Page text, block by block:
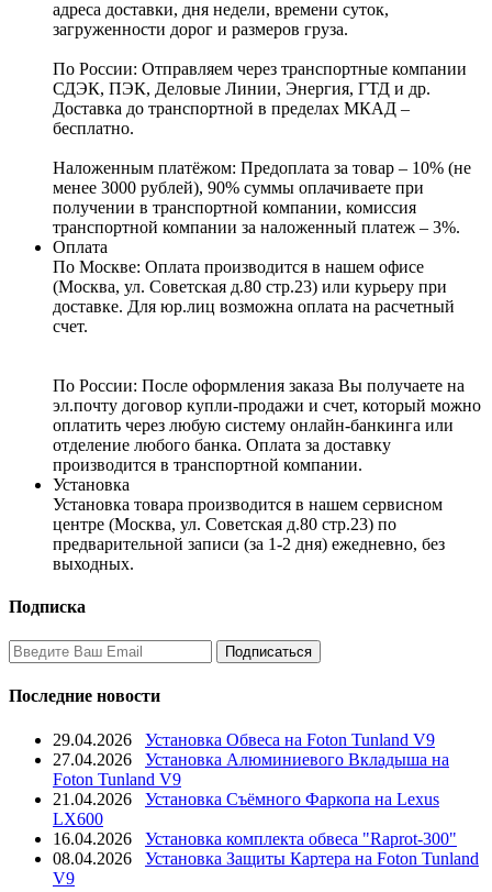
адреса доставки, дня недели, времени суток,
загруженности дорог и размеров груза.
По России: Отправляем через транспортные компании
СДЭК, ПЭК, Деловые Линии, Энергия, ГТД и др.
Доставка до транспортной в пределах МКАД –
бесплатно.
Наложенным платёжом: Предоплата за товар – 10% (не
менее 3000 рублей), 90% суммы оплачиваете при
получении в транспортной компании, комиссия
транспортной компании за наложенный платеж – 3%.
Оплата
По Москве: Оплата производится в нашем офисе
(Москва, ул. Советская д.80 стр.23) или курьеру при
доставке. Для юр.лиц возможна оплата на расчетный
счет.
По России: После оформления заказа Вы получаете на
эл.почту договор купли-продажи и счет, который можно
оплатить через любую систему онлайн-банкинга или
отделение любого банка. Оплата за доставку
производится в транспортной компании.
Установка
Установка товара производится в нашем сервисном
центре (Москва, ул. Советская д.80 стр.23) по
предварительной записи (за 1-2 дня) ежедневно, без
выходных.
Подписка
Последние новости
29.04.2026
Установка Обвеса на Foton Tunland V9
27.04.2026
Установка Алюминиевого Вкладыша на
Foton Tunland V9
21.04.2026
Установка Съёмного Фаркопа на Lexus
LX600
16.04.2026
Установка комплекта обвеса "Raprot-300"
08.04.2026
Установка Защиты Картера на Foton Tunland
V9